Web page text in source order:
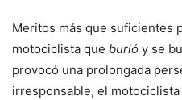
Meritos más que suficientes
motociclista que burló y se
provocó una prolongada
irresponsable, el motociclista